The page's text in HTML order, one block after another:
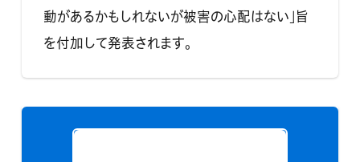
動があるかもしれないが被害の心配はない」旨
を付加して発表されます。